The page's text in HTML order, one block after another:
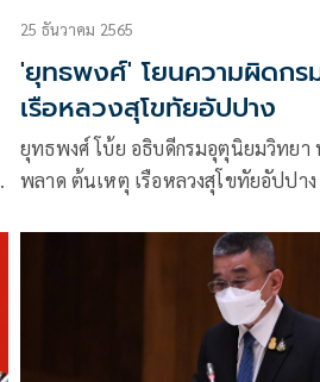
25 ธันวาคม 2565
'ยุทธพงศ์' โยนความผิดกร
เรือหลวงสุโขทัยอัปปาง
ยุทธพงศ์ โบ้ย อธิบดีกรมอุตุนิยมวิทยา
พลาด ต้นเหตุ เรือหลวงสุโขทัยอัปปาง